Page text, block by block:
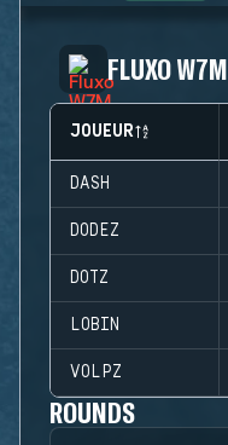
FLUXO W7M
JOUEUR
DASH
DODEZ
DOTZ
LOBIN
VOLPZ
ROUNDS